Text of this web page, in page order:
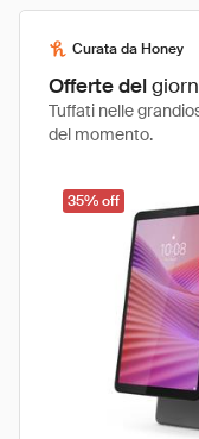
Curata da Honey
Offerte del
Tuffati nelle
del momento.
35% off